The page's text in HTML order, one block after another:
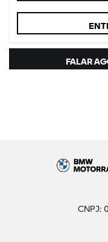
FALAR
CNPJ: